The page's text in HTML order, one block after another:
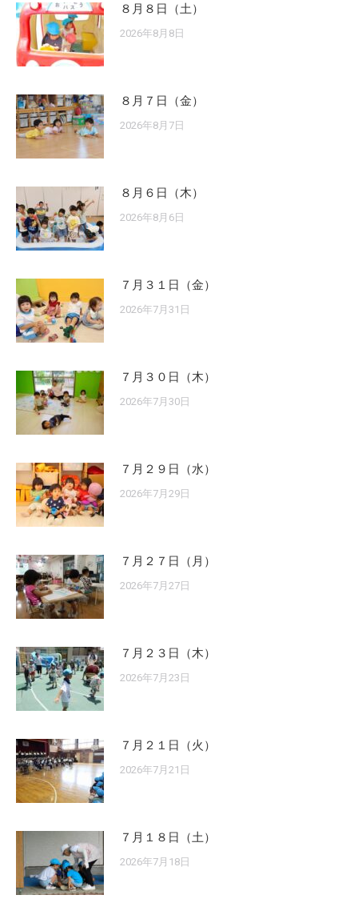
８月８日（土）
2026年8月8日
８月７日（金）
2026年8月7日
８月６日（木）
2026年8月6日
７月３１日（金）
2026年7月31日
７月３０日（木）
2026年7月30日
７月２９日（水）
2026年7月29日
７月２７日（月）
2026年7月27日
７月２３日（木）
2026年7月23日
７月２１日（火）
2026年7月21日
７月１８日（土）
2026年7月18日